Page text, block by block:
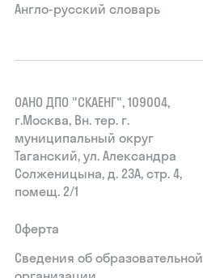
Англо-русский словарь
ОАНО ДПО "СКАЕНГ", 109004,
г.Москва, Вн. тер. г.
муниципальный округ
Таганский, ул. Александра
Солженицына, д. 23А, стр. 4,
помещ. 2/1
Оферта
Сведения об образовательной